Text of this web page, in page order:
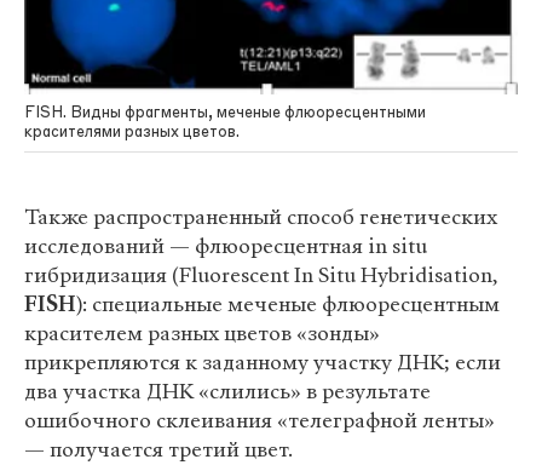
FISH. Видны фрагменты, меченые флюоресцентными
красителями разных цветов.
Также распространенный способ генетических
исследований — флюоресцентная in situ
гибридизация (Fluorescent In Situ Hybridisation,
FISH): специальные меченые флюоресцентным
красителем разных цветов «зонды»
прикрепляются к заданному участку ДНК; если
два участка ДНК «слились» в результате
ошибочного склеивания «телеграфной ленты»
— получается третий цвет.